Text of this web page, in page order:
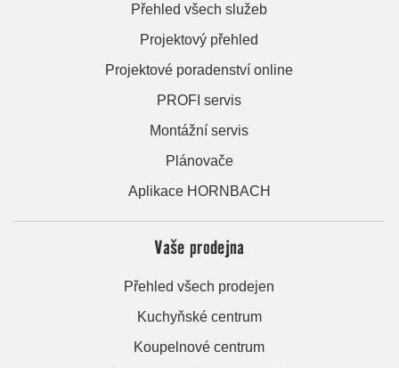
Přehled všech služeb
Projektový přehled
Projektové poradenství online
PROFI servis
Montážní servis
Plánovače
Aplikace HORNBACH
Vaše prodejna
Přehled všech prodejen
Kuchyňské centrum
Koupelnové centrum